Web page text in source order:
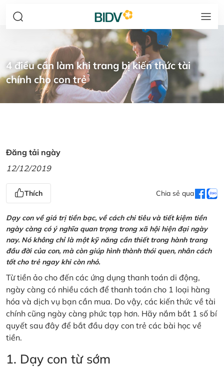
4 điều cần làm khi trang bị kiến thức tài
chính cho con trẻ
Đăng tải ngày
12/12/2019
Thích Chia sẻ qua
Dạy con về giá trị tiền bạc, về cách chi tiêu và tiết kiệm tiền
ngày càng có ý nghĩa quan trọng trong xã hội hiện đại ngày
nay. Nó không chỉ là một kỹ năng cần thiết trong hành trang
đầu đời của con, mà còn giúp hình thành thói quen, nhân cách
tốt cho trẻ ngay khi còn nhỏ.
Từ tiền ảo cho đến các ứng dụng thanh toán di động,
ngày càng có nhiều cách để thanh toán cho 1 loại hàng
hóa và dịch vụ bạn cần mua. Do vậy, các kiến thức về tài
chính cũng ngày càng phức tạp hơn. Hãy nắm bắt 1 số bí
quyết sau đây để bắt đầu dạy con trẻ các bài học về
tiền.
1. Dạy con từ sớm